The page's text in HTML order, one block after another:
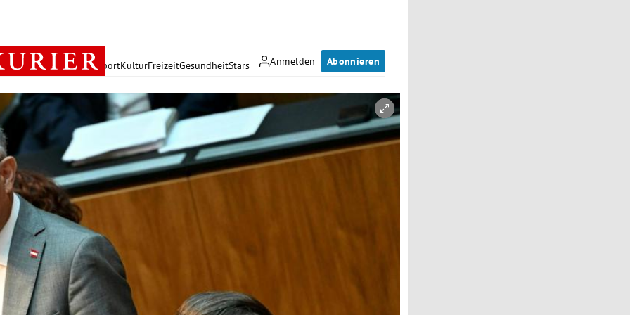
Anmelden Abonnieren
PolitikWirtschaft SportKulturFreizeitGesundheitStars